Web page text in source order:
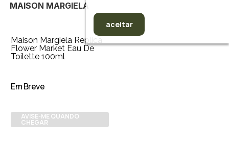
MAISON MARGIELA
Maison Margiela Replica
Flower Market Eau De
Toilette 100ml
Em Breve
AVISE-ME QUANDO
CHEGAR
aceitar